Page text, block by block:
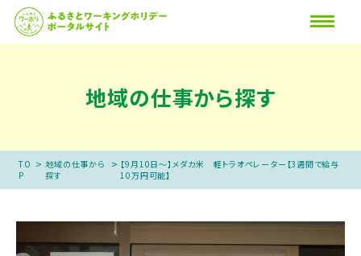
地域の仕事から探す
TO
P
> 地域の仕事から
探す
> 【9月10日～】メダカ米 軽トラオペレーター【3週間で給与
10万円可能】